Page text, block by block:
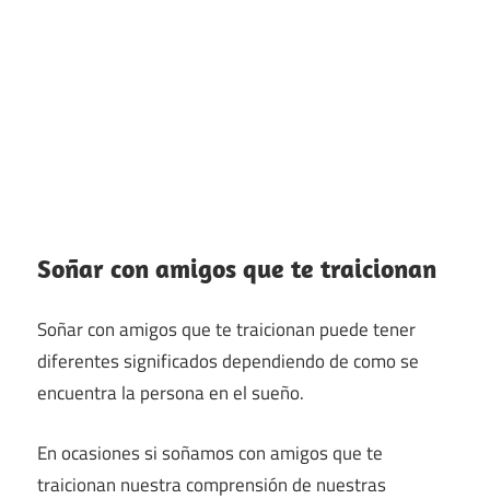
Soñar con amigos que te traicionan
Soñar con amigos que te traicionan puede tener
diferentes significados dependiendo de como se
encuentra la persona en el sueño.
En ocasiones si soñamos con amigos que te
traicionan nuestra comprensión de nuestras